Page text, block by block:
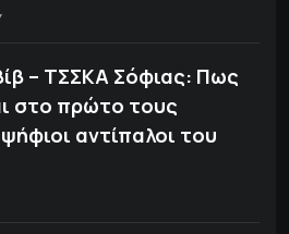
– ΤΣΣΚΑ Σόφιας: Πως
στο πρώτο τους
αντίπαλοι του